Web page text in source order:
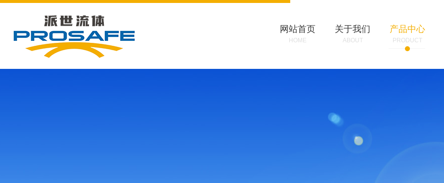
网站首页
HOME
关于我们
ABOUT
产品中心
PRODUCT